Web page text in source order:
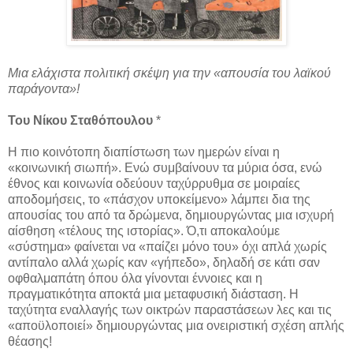
Μια ελάχιστα πολιτική σκέψη για την «απουσία του λαϊκού
παράγοντα»!
Του Νίκου Σταθόπουλου *
Η πιο κοινότοπη διαπίστωση των ημερών είναι η
«κοινωνική σιωπή». Ενώ συμβαίνουν τα μύρια όσα, ενώ
έθνος και κοινωνία οδεύουν ταχύρρυθμα σε μοιραίες
αποδομήσεις, το «πάσχον υποκείμενο» λάμπει δια της
απουσίας του από τα δρώμενα, δημιουργώντας μια ισχυρή
αίσθηση «τέλους της ιστορίας». Ό,τι αποκαλούμε
«σύστημα» φαίνεται να «παίζει μόνο του» όχι απλά χωρίς
αντίπαλο αλλά χωρίς καν «γήπεδο», δηλαδή σε κάτι σαν
οφθαλμαπάτη όπου όλα γίνονται έννοιες και η
πραγματικότητα αποκτά μια μεταφυσική διάσταση. Η
ταχύτητα εναλλαγής των οικτρών παραστάσεων λες και τις
«αποϋλοποιεί» δημιουργώντας μια ονειριστική σχέση απλής
θέασης!